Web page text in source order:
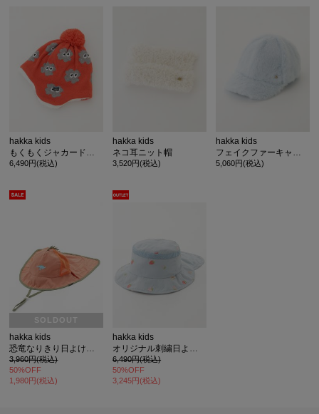
hakka kids
もくもくジャカードニット帽
6,490円(税込)
hakka kids
ネコ耳ニット帽
3,520円(税込)
hakka kids
フェイクファーキャップ
5,060円(税込)
SOLDOUT
hakka kids
3,960円(税込)
50%OFF
1,980円(税込)
hakka kids
6,490円(税込)
50%OFF
3,245円(税込)